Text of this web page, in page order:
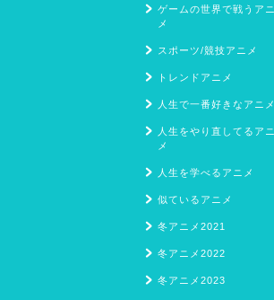
ゲームの世界で戦うアニ
メ
スポーツ/競技アニメ
トレンドアニメ
人生で一番好きなアニメ
人生をやり直してるアニ
メ
人生を学べるアニメ
似ているアニメ
冬アニメ2021
冬アニメ2022
冬アニメ2023